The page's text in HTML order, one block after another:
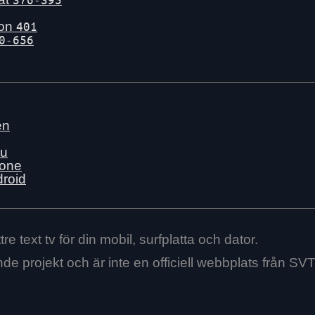
401
656
text tv för din mobil, surfplatta och dator.
projekt och är inte en officiell webbplats från